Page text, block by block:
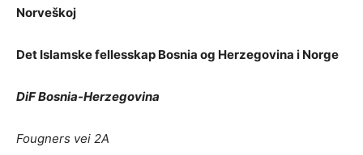
Norveškoj
Det Islamske fellesskap Bosnia og Herzegovina i Norge
DiF Bosnia-Herzegovina
Fougners vei 2A